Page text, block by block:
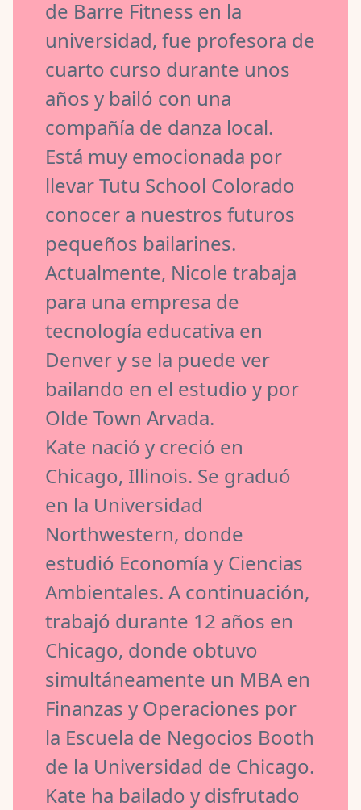
de Barre Fitness en la
universidad, fue profesora de
cuarto curso durante unos
años y bailó con una
compañía de danza local.
Está muy emocionada por
llevar Tutu School Colorado
conocer a nuestros futuros
pequeños bailarines.
Actualmente, Nicole trabaja
para una empresa de
tecnología educativa en
Denver y se la puede ver
bailando en el estudio y por
Olde Town Arvada.
Kate nació y creció en
Chicago, Illinois. Se graduó
en la Universidad
Northwestern, donde
estudió Economía y Ciencias
Ambientales. A continuación,
trabajó durante 12 años en
Chicago, donde obtuvo
simultáneamente un MBA en
Finanzas y Operaciones por
la Escuela de Negocios Booth
de la Universidad de Chicago.
Kate ha bailado y disfrutado